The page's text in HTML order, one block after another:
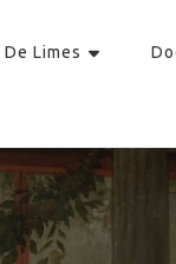
De Limes